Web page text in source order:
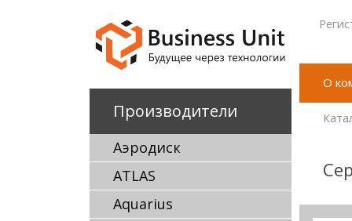
Производители
Аэродиск
ATLAS
Aquarius
О